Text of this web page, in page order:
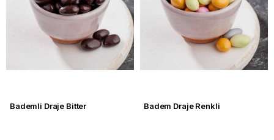
Bademli Draje Bitter Badem Draje Renkli